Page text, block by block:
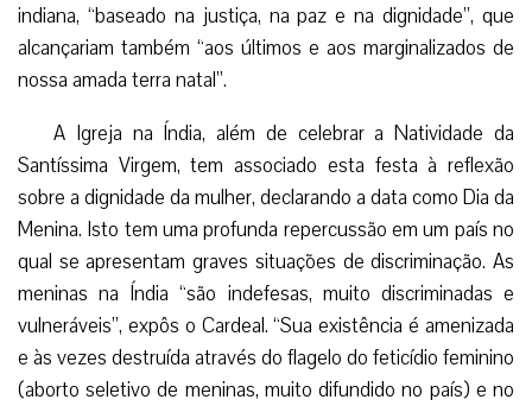
indiana, “baseado na justiça, na paz e na dignidade”, que
alcançariam também “aos últimos e aos marginalizados de
nossa amada terra natal”.
A Igreja na Índia, além de celebrar a Natividade da
Santíssima Virgem, tem associado esta festa à reflexão
sobre a dignidade da mulher, declarando a data como Dia da
Menina. Isto tem uma profunda repercussão em um país no
qual se apresentam graves situações de discriminação. As
meninas na Índia “são indefesas, muito discriminadas e
vulneráveis”, expôs o Cardeal. “Sua existência é amenizada
e às vezes destruída através do flagelo do feticídio feminino
(aborto seletivo de meninas, muito difundido no país) e no